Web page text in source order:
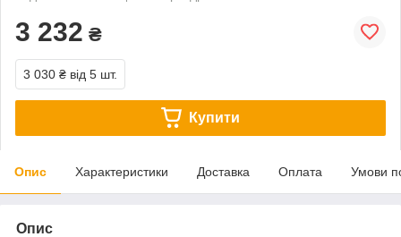
3 232 ₴
3 030 ₴ від 5 шт.
Купити
Опис Характеристики Доставка Оплата Умови
Опис